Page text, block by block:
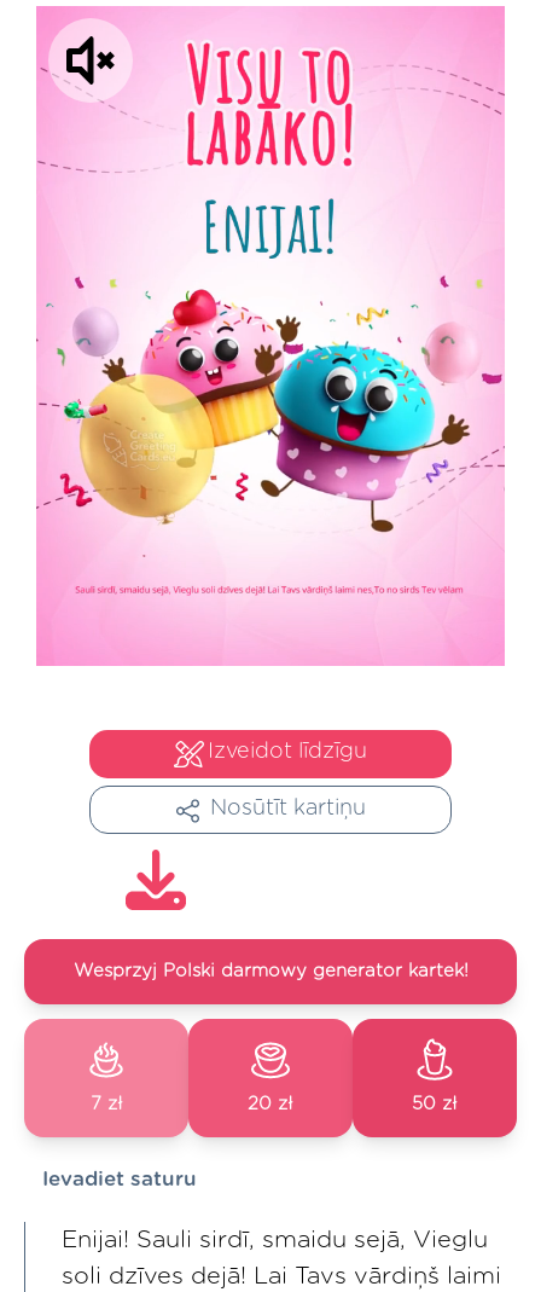
Izveidot līdzīgu
Nosūtīt kartiņu
Wesprzyj Polski darmowy generator kartek!
7 zł 20 zł 50 zł
Ievadiet saturu
Enijai! Sauli sirdī, smaidu sejā, Vieglu
soli dzīves dejā! Lai Tavs vārdiņš laimi